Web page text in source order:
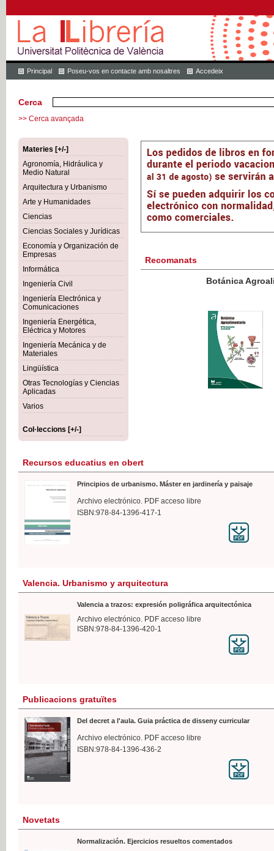
Principal Poseu-vos en contacte amb nosaltres Accedeix
Cerca
>> Cerca avançada
Materies [+/-]
Agronomía, Hidráulica y
Medio Natural
Arquitectura y Urbanismo
Arte y Humanidades
Ciencias
Ciencias Sociales y Jurídicas
Economía y Organización de
Empresas
Informática
Ingeniería Civil
Ingeniería Electrónica y
Comunicaciones
Ingeniería Energética,
Eléctrica y Motores
Ingeniería Mecánica y de
Materiales
Lingüística
Otras Tecnologías y Ciencias
Aplicadas
Varios
Col·leccions [+/-]
Recomanats
Botánica Agroalimentaria
IVA
Recursos educatius en obert
Principios de urbanismo. Máster en jardinería y paisaje
Archivo electrónico. PDF acceso libre
ISBN:978-84-1396-417-1
Valencia. Urbanismo y arquitectura
Valencia a trazos: expresión poligráfica arquitectónica
Archivo electrónico. PDF acceso libre
ISBN:978-84-1396-420-1
Publicacions gratuïtes
Del decret a l'aula. Guia práctica de disseny curricular
Archivo electrónico. PDF acceso libre
ISBN:978-84-1396-436-2
Novetats
Normalización. Ejercicios resueltos comentados